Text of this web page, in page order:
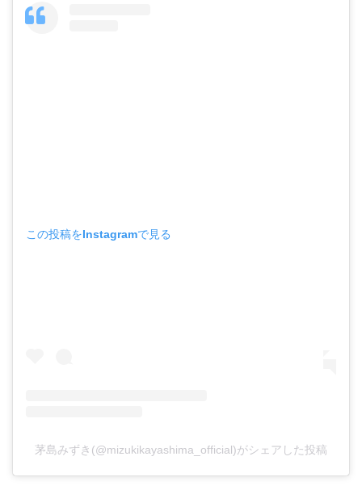
この投稿をInstagramで見る
茅島みずき(@mizukikayashima_official)がシェアした投稿